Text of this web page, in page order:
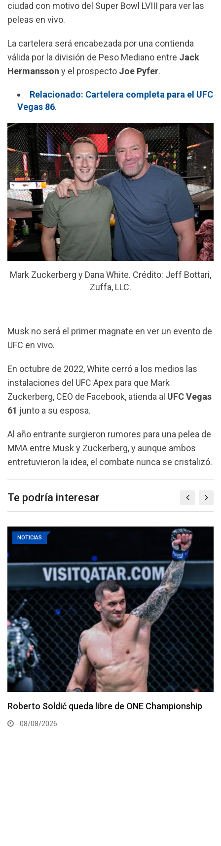
ciudad con motivo del Super Bowl LVIII para ver las
peleas en vivo.
La cartelera será encabezada por una contienda
válida por la división de Peso Mediano entre Jack
Hermansson y el prospecto Joe Pyfer.
Relacionado: Cartelera completa para el UFC
Vegas 86.
Mark Zuckerberg y Dana White. Crédito: Jeff Bottari,
Zuffa, LLC.
Musk no será el primer magnate en ver un evento de
UFC en vivo.
En octubre de 2022, White cerró a los medios las
instalaciones del UFC Apex para que Mark
Zuckerberg, CEO de Facebook, atienda al UFC Vegas
61 junto a su esposa.
Al año entrante surgieron rumores para una pelea de
MMA entre Musk y Zuckerberg, y aunque ambos
entretuvieron la idea, el combate nunca se cristalizó.
Te podría interesar
NOTICIAS
Kamaru Usman debe regresar al Peso Welter,
afirma representante